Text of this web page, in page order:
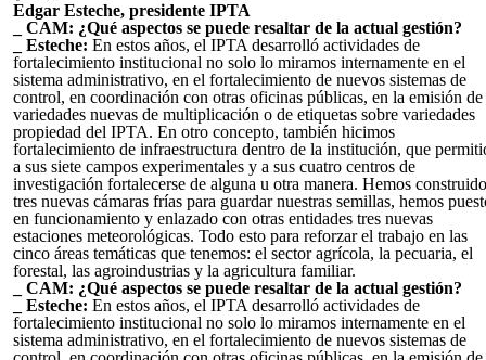
Edgar Esteche, presidente IPTA
_ CAM: ¿Qué aspectos se puede resaltar de la actual gestión?
_ Esteche: En estos años, el IPTA desarrolló actividades de
fortalecimiento institucional no solo lo miramos internamente en el
sistema administrativo, en el fortalecimiento de nuevos sistemas de
control, en coordinación con otras oficinas públicas, en la emisión de
variedades nuevas de multiplicación o de etiquetas sobre variedades
propiedad del IPTA. En otro concepto, también hicimos
fortalecimiento de infraestructura dentro de la institución, que
a sus siete campos experimentales y a sus cuatro centros de
investigación fortalecerse de alguna u otra manera. Hemos construido
tres nuevas cámaras frías para guardar nuestras semillas, hemos
en funcionamiento y enlazado con otras entidades tres nuevas
estaciones meteorológicas. Todo esto para reforzar el trabajo en las
cinco áreas temáticas que tenemos: el sector agrícola, la pecuaria, el
forestal, las agroindustrias y la agricultura familiar.
_ CAM: ¿Qué aspectos se puede resaltar de la actual gestión?
_ Esteche: En estos años, el IPTA desarrolló actividades de
fortalecimiento institucional no solo lo miramos internamente en el
sistema administrativo, en el fortalecimiento de nuevos sistemas de